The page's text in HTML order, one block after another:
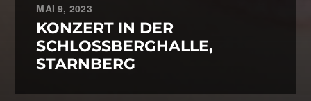
MAI 9, 2023
KONZERT IN DER
SCHLOSSBERGHALLE,
STARNBERG